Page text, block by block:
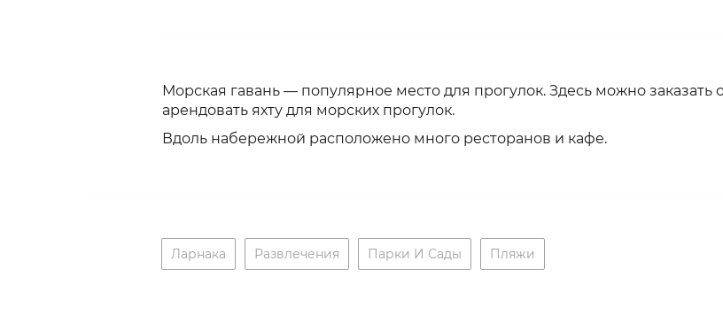
Морская гавань — популярное место для прогулок. Здесь можно
арендовать яхту для морских прогулок.
Вдоль набережной расположено много ресторанов и кафе.
Ларнака Развлечения Парки И Сады Пляжи